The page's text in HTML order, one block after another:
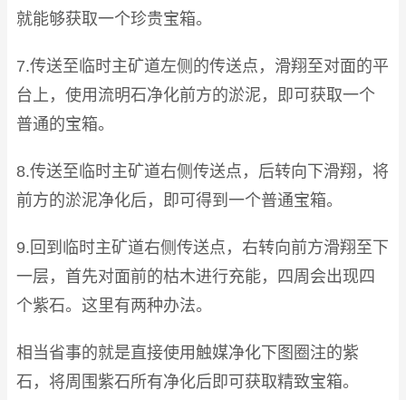
就能够获取一个珍贵宝箱。
7.传送至临时主矿道左侧的传送点，滑翔至对面的平
台上，使用流明石净化前方的淤泥，即可获取一个
普通的宝箱。
8.传送至临时主矿道右侧传送点，后转向下滑翔，将
前方的淤泥净化后，即可得到一个普通宝箱。
9.回到临时主矿道右侧传送点，右转向前方滑翔至下
一层，首先对面前的枯木进行充能，四周会出现四
个紫石。这里有两种办法。
相当省事的就是直接使用触媒净化下图圈注的紫
石，将周围紫石所有净化后即可获取精致宝箱。